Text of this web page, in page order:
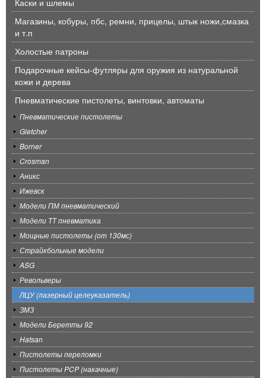
Каски и шлемы
Магазины, кобуры, пбс, ремни, прицелы, штык ножи,смазка
и т.п
Холостые патроны
Подарочные кейсы-футляры для оружия из натуральной
кожи и дерева
Пневматические пистолеты, винтовки, автоматы
Пневматические пистолеты
Gletcher
Borner
Crosman
Аникс
Ижевск
Модели ПМ пневматический
Модели ТТ пневматика
Мощные пистолеты (от 130мс)
Страйкбольные модели
ASG
Револьверы
ЛЦУ (лазерный целеуказатель)
ЗМЗ
Модели Беретты 92
Hatsan
Пистолеты переломки
Пистолеты PCP (накачные)